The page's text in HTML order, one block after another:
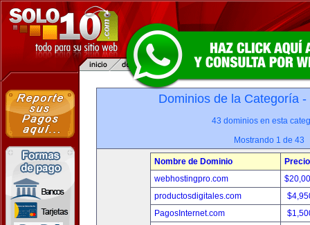
Dominios de la Categoría -
43 dominios en esta
Mostrando 1 de 43
Nombre de Dominio
Precio
webhostingpro.com
productosdigitales.com
PagosInternet.com